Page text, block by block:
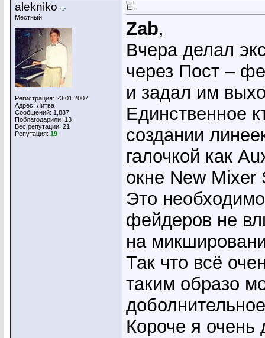
alekniko
Местный
Регистрация: 23.01.2007
Адрес: Литва
Сообщений: 1,837
Поблагодарили: 13
Вес репутации: 21
Репутация: 19
Zab,
Вчера делал
через Пост –
и задал им
Единственное
создании
галочкой как
окне New Mixer
Это
фейдеров не
на
Так что всё
таким образо
Короче я